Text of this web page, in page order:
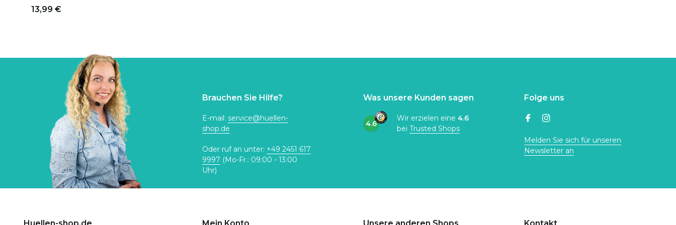
13,99 €
Brauchen Sie Hilfe?
E-mail: service@huellen-
shop.de
Oder ruf an unter: +49 2451 617
9997 (Mo-Fr.: 09:00 - 13:00
Uhr)
Was unsere Kunden sagen
4.6
Wir erzielen eine 4.6
bei Trusted Shops
Folge uns
Melden Sie sich für unseren
Newsletter an